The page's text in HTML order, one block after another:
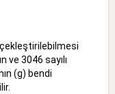
ve 3046 sayılı
(g) bendi